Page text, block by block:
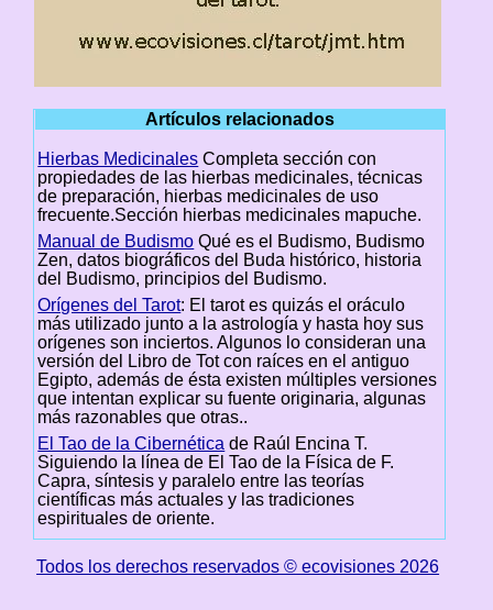
Artículos relacionados
Hierbas Medicinales Completa sección con
propiedades de las hierbas medicinales, técnicas
de preparación, hierbas medicinales de uso
frecuente.Sección hierbas medicinales mapuche.
Manual de Budismo Qué es el Budismo, Budismo
Zen, datos biográficos del Buda histórico, historia
del Budismo, principios del Budismo.
Orígenes del Tarot: El tarot es quizás el oráculo
más utilizado junto a la astrología y hasta hoy sus
orígenes son inciertos. Algunos lo consideran una
versión del Libro de Tot con raíces en el antiguo
Egipto, además de ésta existen múltiples versiones
que intentan explicar su fuente originaria, algunas
más razonables que otras..
El Tao de la Cibernética de Raúl Encina T.
Siguiendo la línea de El Tao de la Física de F.
Capra, síntesis y paralelo entre las teorías
científicas más actuales y las tradiciones
espirituales de oriente.
Todos los derechos reservados © ecovisiones 2026